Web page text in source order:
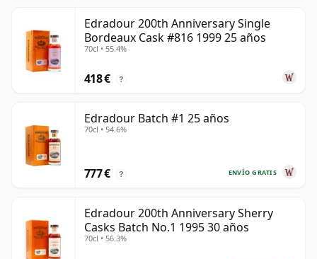
Edradour 200th Anniversary Single
Bordeaux Cask #816 1999 25 años
70cl • 55.4%
418 € ?
Edradour Batch #1 25 años
70cl • 54.6%
ENVÍO GRATIS
777 € ?
Edradour 200th Anniversary Sherry
Casks Batch No.1 1995 30 años
70cl • 56.3%